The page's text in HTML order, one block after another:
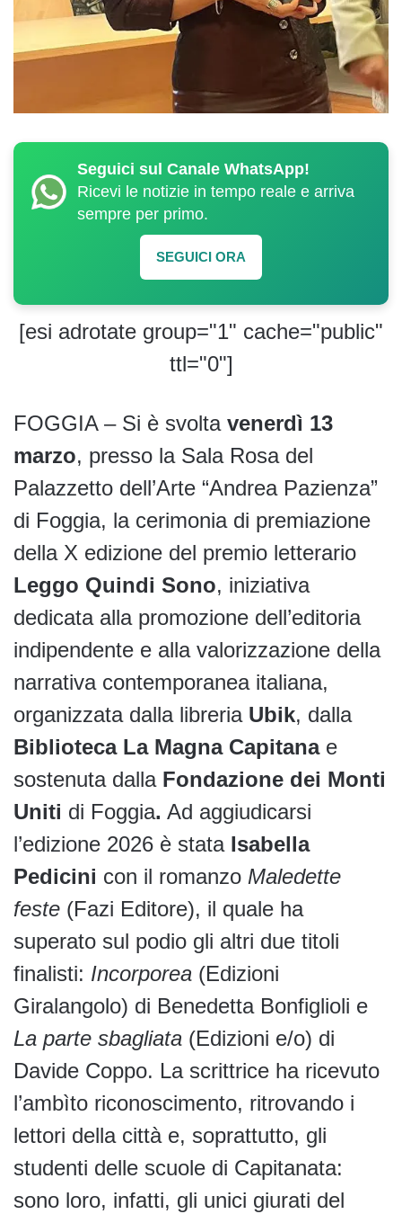
Seguici sul Canale WhatsApp!
Ricevi le notizie in tempo reale e arriva
sempre per primo.
SEGUICI ORA
[esi adrotate group="1" cache="public"
ttl="0"]
FOGGIA – Si è svolta venerdì 13
marzo, presso la Sala Rosa del
Palazzetto dell’Arte “Andrea Pazienza”
di Foggia, la cerimonia di premiazione
della X edizione del premio letterario
Leggo Quindi Sono, iniziativa
dedicata alla promozione dell’editoria
indipendente e alla valorizzazione della
narrativa contemporanea italiana,
organizzata dalla libreria Ubik, dalla
Biblioteca La Magna Capitanae
sostenuta dalla Fondazione dei Monti
Uniti di Foggia. Ad aggiudicarsi
l’edizione 2026 è stata Isabella
Pedicini con il romanzo Maledette
feste (Fazi Editore), il quale ha
superato sul podio gli altri due titoli
finalisti: Incorporea (Edizioni
Giralangolo) di Benedetta Bonfiglioli e
La parte sbagliata (Edizioni e/o) di
Davide Coppo. La scrittrice ha ricevuto
l’ambìto riconoscimento, ritrovando i
lettori della città e, soprattutto, gli
studenti delle scuole di Capitanata:
sono loro, infatti, gli unici giurati del